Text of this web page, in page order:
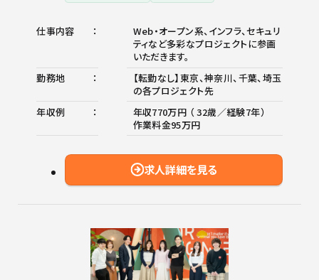
仕事内容
Web・オープン系、インフラ、セキュリ
ティなど多彩なプロジェクトに参画
いただきます。
勤務地
【転勤なし】東京、神奈川、千葉、埼玉
の各プロジェクト先
年収例
年収770万円 （ 32歳／経験7年）
作業料金95万円
求人詳細を見る